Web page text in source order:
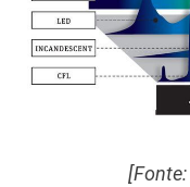
[Fonte: